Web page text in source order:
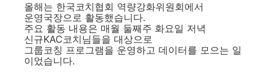
올해는 한국코치협회 역량강화위원회에서
운영국장으로 활동했습니다.
주요 활동 내용은 매월 둘째주 화요일 저녁
신규KAC코치님들을 대상으로
그룹코칭 프로그램을 운영하고 데이터를 모으는 일
이었습니다.